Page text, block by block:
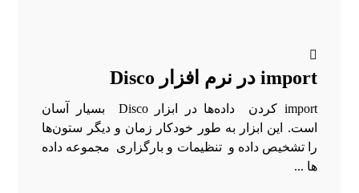
import در نرم افزار Disco
import کردن داده‌ها در ابزار Disco بسیار آسان
است. این ابزار به طور خودکار زمان و دیگر ستون‌ها
را تشخیص داده و تنظیمات و بارگزاری مجموعه داده
ها ...